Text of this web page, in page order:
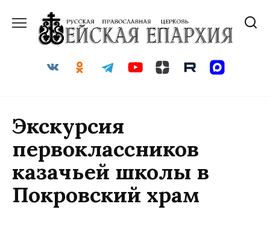
содержанию
Экскурсия
первоклассников
казачьей школы в
Покровский храм